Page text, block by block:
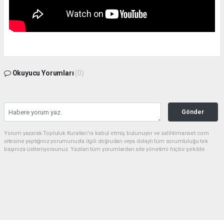
Okuyucu Yorumları (0)
Gönder
Yorum yazarak Topluluk Kuralları’nı kabul etmiş bulunuyor ve salihlimanset.com
sitesine yaptığınız yorumunuzla ilgili doğrudan veya dolaylı tüm sorumluluğu tek
başınıza üstleniyorsunuz. Yazılan tüm yorumlardan site yönetimi hiçbir şekilde